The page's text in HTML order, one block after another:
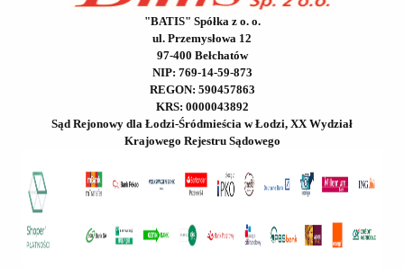
"BATIS" Spółka z o. o.
ul. Przemysłowa 12
97-400 Bełchatów
NIP: 769-14-59-873
REGON: 590457863
KRS: 0000043892
Sąd Rejonowy dla Łodzi-Śródmieścia w Łodzi, XX Wydział
Krajowego Rejestru Sądowego